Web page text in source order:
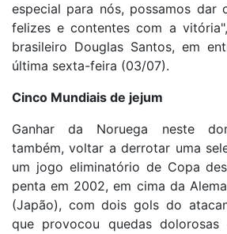
especial para nós, possamos dar
felizes e contentes com a
brasileiro Douglas Santos, em
última sexta-feira (03/07).
Cinco Mundiais de jejum
Ganhar da Noruega neste
também, voltar a derrotar uma
um jogo eliminatório de Copa
penta em 2002, em cima da
(Japão), com dois gols do
que provocou quedas